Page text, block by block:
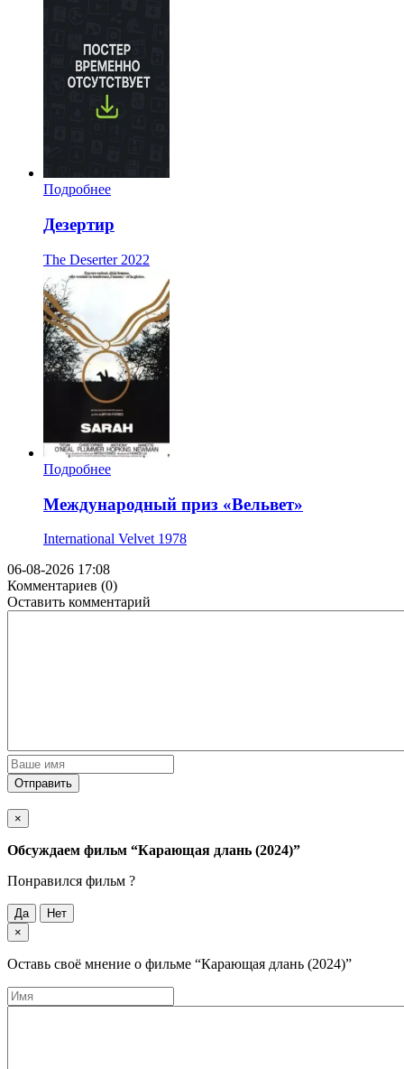
Подробнее
Дезертир
The Deserter 2022
Подробнее
Международный приз «Вельвет»
International Velvet 1978
06-08-2026 17:08
Комментариев (0)
Оставить комментарий
Отправить
×
Обсуждаем фильм “Карающая длань (2024)”
Понравился фильм ?
Да
Нет
×
Оставь своё мнение о фильме “Карающая длань (2024)”